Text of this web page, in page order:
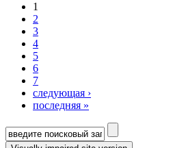
Страницы
1
2
3
4
5
6
7
следующая ›
последняя »